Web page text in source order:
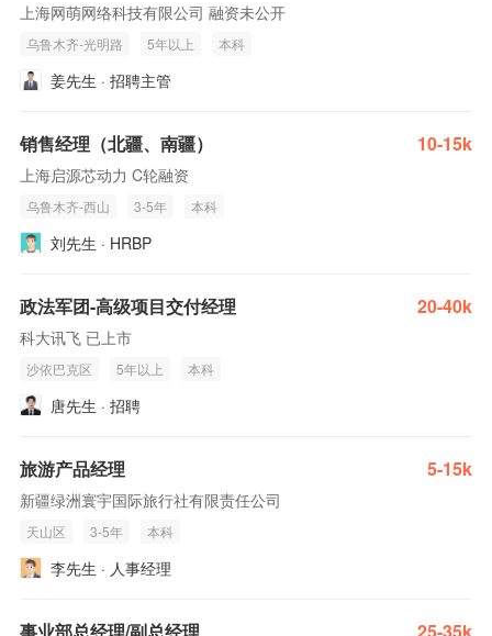
上海网萌网络科技有限公司 融资未公开
乌鲁木齐-光明路 5年以上 本科
姜先生 · 招聘主管
销售经理（北疆、南疆） 10-15k
上海启源芯动力 C轮融资
乌鲁木齐-西山 3-5年 本科
刘先生 · HRBP
政法军团-高级项目交付经理 20-40k
科大讯飞 已上市
沙依巴克区 5年以上 本科
唐先生 · 招聘
旅游产品经理 5-15k
新疆绿洲寰宇国际旅行社有限责任公司
天山区 3-5年 本科
李先生 · 人事经理